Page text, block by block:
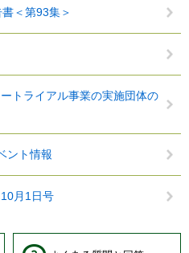
＜第93集＞
トライアル事業の実施団体の
ント情報
月1日号